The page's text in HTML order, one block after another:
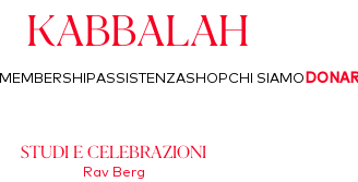
Kabbalah
MEMBERSHIPASSISTENZASHOPCHI SIAMO
Studi e Celebrazioni
Rav Berg